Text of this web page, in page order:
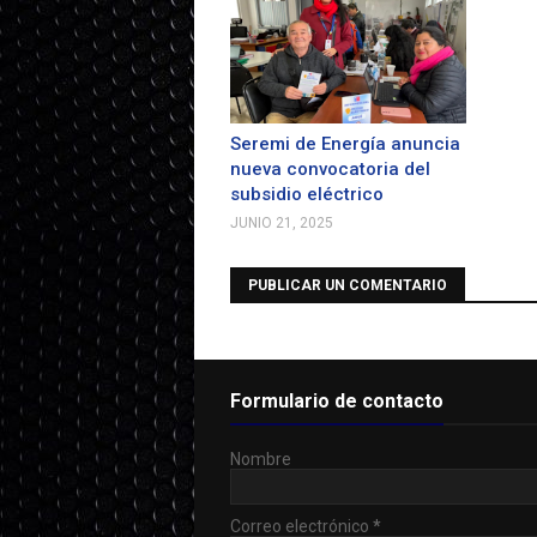
Seremi de Energía anuncia
nueva convocatoria del
subsidio eléctrico
JUNIO 21, 2025
PUBLICAR UN COMENTARIO
Formulario de contacto
Nombre
Correo electrónico *